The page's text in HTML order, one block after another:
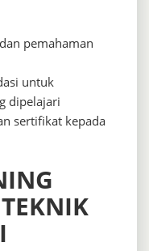
pemahaman
untuk
dipelajari
sertifikat kepada